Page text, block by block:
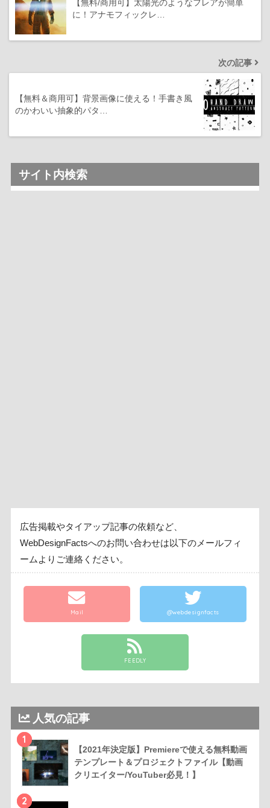
【無料/商用可】太陽光のようなフレアが簡単
に！アナモフィックレ…
次の記事
【無料＆商用可】背景画像に使える！手書き風
のかわいい抽象的パタ…
サイト内検索
広告掲載やタイアップ記事の依頼など、
WebDesignFactsへのお問い合わせは以下のメールフィ
ームよりご連絡ください。
Mail @webdesignfacts
FEEDLY
人気の記事
1
【2021年決定版】Premiereで使える無料動画
テンプレート＆プロジェクトファイル【動画
クリエイター/YouTuber必見！】
2